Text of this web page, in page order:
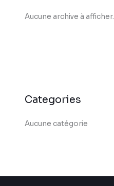
Aucune archive à afficher.
Categories
Aucune catégorie